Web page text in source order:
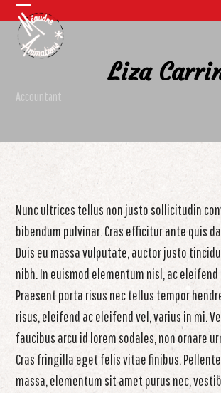
Skip
content
Open
mobile
Close
mobile
Liza
Accountant
Nunc ultrices tellus non justo sollicitudin
bibendum pulvinar. Cras efficitur ante quis
Duis eu massa vulputate, auctor justo
nibh. In euismod elementum nisl, ac
Praesent porta risus nec tellus tempor
risus, eleifend ac eleifend vel, varius in mi.
faucibus arcu id lorem sodales, non ornare
Cras fringilla eget felis vitae finibus.
massa, elementum sit amet purus nec,